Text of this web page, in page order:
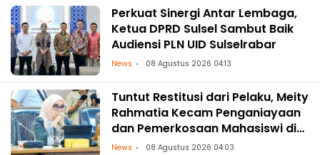
Perkuat Sinergi Antar Lembaga,
Ketua DPRD Sulsel Sambut Baik
Audiensi PLN UID Sulselrabar
News 08 Agustus 2026 04:13
Tuntut Restitusi dari Pelaku, Meity
Rahmatia Kecam Penganiayaan
dan Pemerkosaan Mahasiswi di
Makassar
News 08 Agustus 2026 04:03